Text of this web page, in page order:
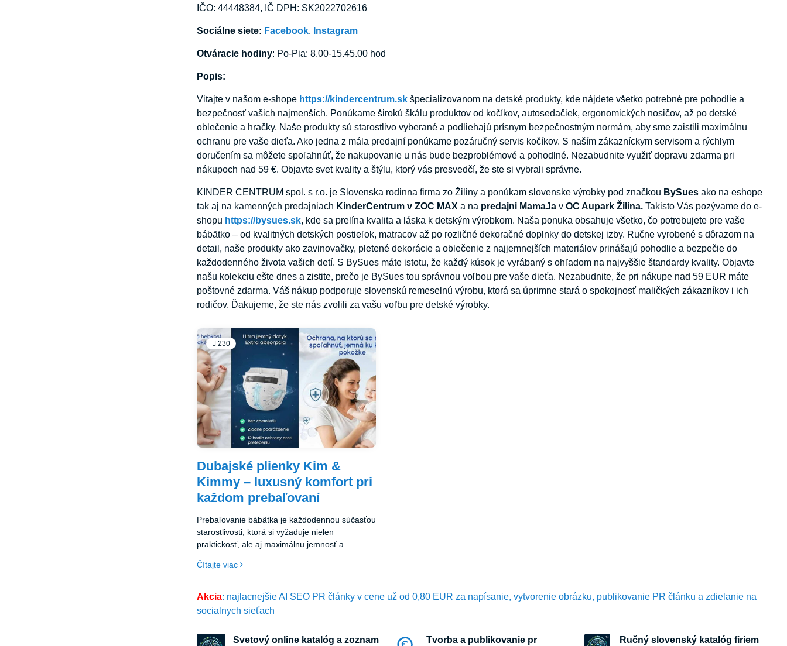
IČO: 44448384, IČ DPH: SK2022702616
Sociálne siete: Facebook, Instagram
Otváracie hodiny: Po-Pia: 8.00-15.45.00 hod
Popis:
Vitajte v našom e-shope https://kindercentrum.sk špecializovanom na detské produkty, kde nájdete všetko potrebné pre pohodlie a
bezpečnosť vašich najmenších. Ponúkame širokú škálu produktov od kočíkov, autosedačiek, ergonomických nosičov, až po detské
oblečenie a hračky. Naše produkty sú starostlivo vyberané a podliehajú prísnym bezpečnostným normám, aby sme zaistili maximálnu
ochranu pre vaše dieťa. Ako jedna z mála predajní ponúkame pozáručný servis kočíkov. S naším zákazníckym servisom a rýchlym
doručením sa môžete spoľahnúť, že nakupovanie u nás bude bezproblémové a pohodlné. Nezabudnite využiť dopravu zdarma pri
nákupoch nad 59 €. Objavte svet kvality a štýlu, ktorý vás presvedčí, že ste si vybrali správne.
KINDER CENTRUM spol. s r.o. je Slovenska rodinna firma zo Žiliny a ponúkam slovenske výrobky pod značkou BySues ako na eshope
tak aj na kamenných predajniach KinderCentrum v ZOC MAX a na predajni MamaJa vOC Aupark Žilina.Takisto Vás pozývame do e-
shopu https://bysues.sk, kde sa prelína kvalita a láska k detským výrobkom. Naša ponuka obsahuje všetko, čo potrebujete pre vaše
bábätko – od kvalitných detských postieľok, matracov až po rozličné dekoračné doplnky do detskej izby. Ručne vyrobené s dôrazom na
detail, naše produkty ako zavinovačky, pletené dekorácie a oblečenie z najjemnejších materiálov prinášajú pohodlie a bezpečie do
každodenného života vašich detí. S BySues máte istotu, že každý kúsok je vyrábaný s ohľadom na najvyššie štandardy kvality. Objavte
našu kolekciu ešte dnes a zistite, prečo je BySues tou správnou voľbou pre vaše dieťa. Nezabudnite, že pri nákupe nad 59 EUR máte
poštovné zdarma. Váš nákup podporuje slovenskú remeselnú výrobu, ktorá sa úprimne stará o spokojnosť maličkých zákazníkov i ich
rodičov. Ďakujeme, že ste nás zvolili za vašu voľbu pre detské výrobky.
230
Dubajské plienky Kim &
Kimmy – luxusný komfort pri
každom prebaľovaní
Prebaľovanie bábätka je každodennou súčasťou
starostlivosti, ktorá si vyžaduje nielen
praktickosť, ale aj maximálnu jemnosť a
Čítajte viac
Akcia: najlacnejšie AI SEO PR články v cene už od 0,80 EUR za napísanie, vytvorenie obrázku, publikovanie PR článku a zdielanie na
socialnych sieťach
Svetový online katalóg a zoznam
Tvorba a publikovanie pr
Ručný slovenský katalóg firiem